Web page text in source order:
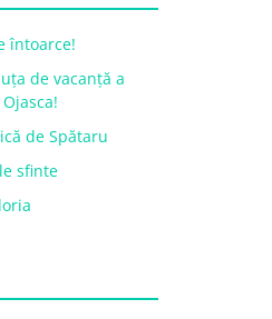
întoarce!
de vacanță a
de Spătaru
sfinte